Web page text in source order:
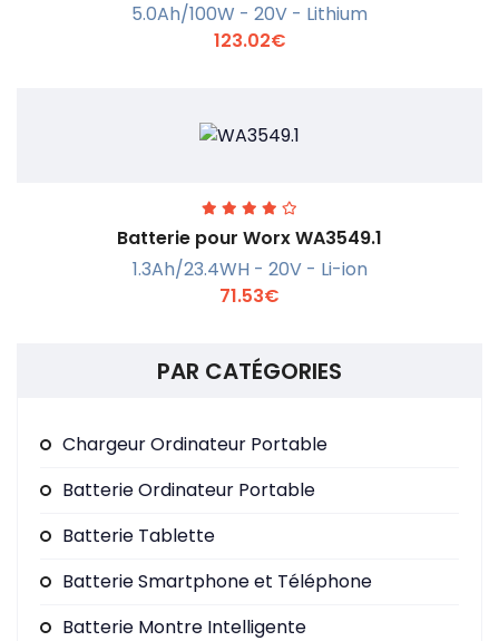
En savoir +
5.0Ah/100W - 20V - Lithium
123.02€
En savoir +
Batterie pour Worx WA3549.1
1.3Ah/23.4WH - 20V - Li-ion
71.53€
PAR CATÉGORIES
Chargeur Ordinateur Portable
Batterie Ordinateur Portable
Batterie Tablette
Batterie Smartphone et Téléphone
Batterie Montre Intelligente